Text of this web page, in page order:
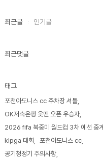
최근글 인기글
최근댓글
태그
포천아도니스 cc 주차장 셔틀
OK저축은행 읏맨 오픈 우승자
2026 fifa 북중미 월드컵 3차 예선 중계
klpga 대회
포천아도니스 cc
공기청정기 주의사항